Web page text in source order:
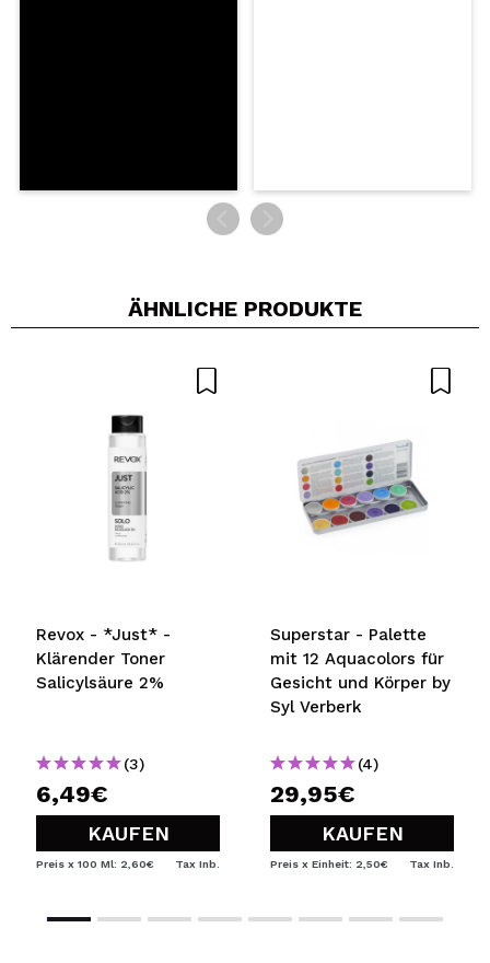
ÄHNLICHE PRODUKTE
Revox - *Just* -
Klärender Toner
Salicylsäure 2%
(3)
6,49€
KAUFEN
Preis x 100 Ml: 2,60€ Tax Inb.
Superstar - Palette
mit 12 Aquacolors für
Gesicht und Körper by
Syl Verberk
(4)
29,95€
KAUFEN
Preis x Einheit: 2,50€ Tax Inb.